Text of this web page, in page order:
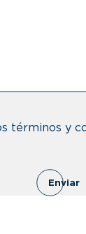
términos y
Enviar